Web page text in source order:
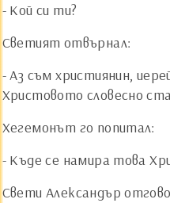
- Кой си ти?
Светият отвърнал:
- Аз съм християнин,
Христовото словесно
Хегемонът го попитал:
- Къде се намира това
Свети Александър